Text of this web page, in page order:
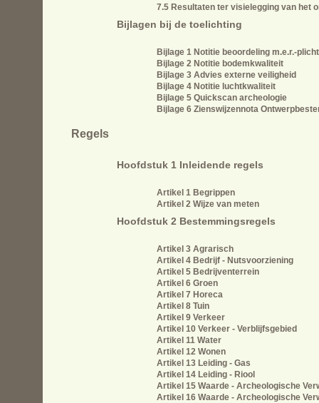
7.5 Resultaten ter visielegging van het
Bijlagen bij de toelichting
Bijlage 1 Notitie beoordeling m.e.r.-plicht
Bijlage 2 Notitie bodemkwaliteit
Bijlage 3 Advies externe veiligheid
Bijlage 4 Notitie luchtkwaliteit
Bijlage 5 Quickscan archeologie
Bijlage 6 Zienswijzennota
Regels
Hoofdstuk 1 Inleidende regels
Artikel 1 Begrippen
Artikel 2 Wijze van meten
Hoofdstuk 2 Bestemmingsregels
Artikel 3 Agrarisch
Artikel 4 Bedrijf - Nutsvoorziening
Artikel 5 Bedrijventerrein
Artikel 6 Groen
Artikel 7 Horeca
Artikel 8 Tuin
Artikel 9 Verkeer
Artikel 10 Verkeer - Verblijfsgebied
Artikel 11 Water
Artikel 12 Wonen
Artikel 13 Leiding - Gas
Artikel 14 Leiding - Riool
Artikel 15 Waarde - Archeologische
Artikel 16 Waarde - Archeologische